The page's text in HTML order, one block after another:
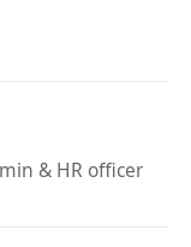
& HR officer